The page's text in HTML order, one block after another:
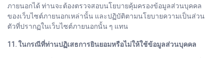
ภายนอกได้ ท่านจะต้องตรวจสอบนโยบายคุ้มครองข้อมูลส่วนบุคคล
ของเว็บไซต์ภายนอกเหล่านั้น และปฏิบัติตามนโยบายความเป็นส่วน
ตัวที่ปรากฏในเว็บไซต์ภายนอกนั้น ๆ แทน
11. ในกรณีที่ท่านปฏิเสธการยินยอมหรือไม่ให้ใช้ข้อมูลส่วนบุคคล